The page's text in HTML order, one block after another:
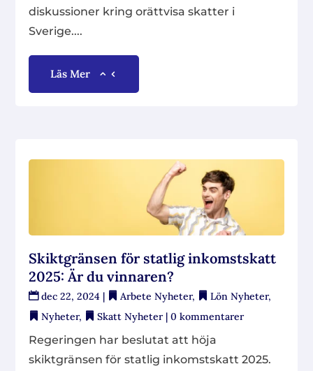
diskussioner kring orättvisa skatter i
Sverige....
Läs Mer
Skiktgränsen för statlig inkomstskatt
2025: Är du vinnaren?
dec 22, 2024 | Arbete Nyheter, Lön Nyheter,
Nyheter, Skatt Nyheter| 0 kommentarer
Regeringen har beslutat att höja
skiktgränsen för statlig inkomstskatt 2025.